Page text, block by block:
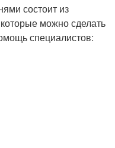
состоит из
можно сделать
специалистов: